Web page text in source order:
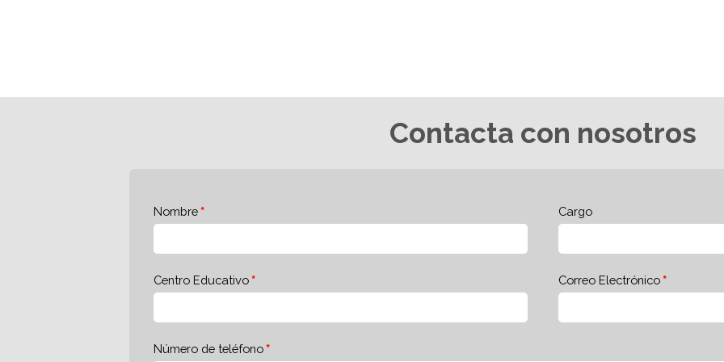
Contacta con nosotros
Nombre Cargo
Centro Educativo Correo Electrónico
Número de teléfono